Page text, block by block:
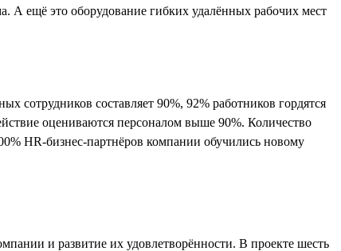
ещё это оборудование гибких удалённых рабочих мест
сотрудников составляет 90%, 92% работников гордятся
оцениваются персоналом выше 90%. Количество
HR-бизнес-партнёров компании обучились новому
и развитие их удовлетворённости. В проекте шесть